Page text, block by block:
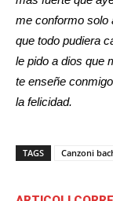
me conformo solo
que todo pudiera
le pido a dios que
te enseñe
la felicidad.
TAGS Canzoni